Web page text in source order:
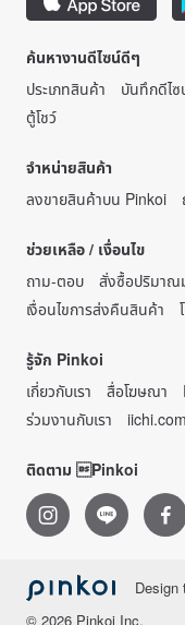
ค้นหางานดีไซน์ดีๆ
ประเภทสินค้า
บันทึกดีไ
ตู้โชว์
จำหน่ายสินค้า
ลงขายสินค้าบน Pinkoi
ช่วยเหลือ / เงื่อนไข
ถาม-ตอบ
สั่งซื้อปริมาณ
เงื่อนไขการส่งคืนสินค้า
รู้จัก Pinkoi
เกี่ยวกับเรา
สื่อโฆษณา
ร่วมงานกับเรา
iichi.com
ติดตาม Pinkoi
Design
© 2026 Pinkoi Inc.